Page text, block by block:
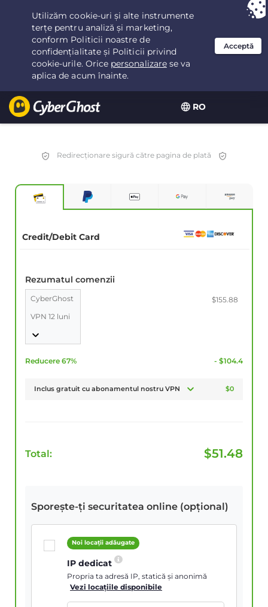
RO
Ai ales:Cea mai bună ofertăpentru 3.3333333333333ani la $
/lună
Redirecționare sigură către pagina de plată
Credit/Debit Card
Rezumatul comenzii
CyberGhost
VPN 12 luni
$155.88
Reducere 67% - $104.4
Inclus gratuit cu abonamentul nostru VPN $0
Total: $51.48
Sporește-ți securitatea online (opțional)
Noi locații adăugate
IP dedicat
Propria ta adresă IP, statică și anonimă
Vezi locațiile disponibile